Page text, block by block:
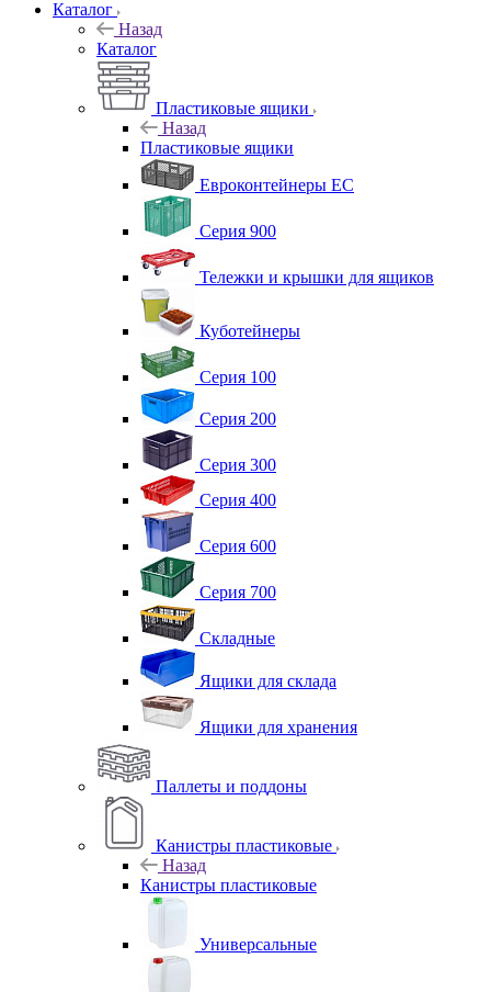
Каталог
Назад
Каталог
Пластиковые ящики
Назад
Пластиковые ящики
Евроконтейнеры ЕС
Серия 900
Тележки и крышки для ящиков
Куботейнеры
Серия 100
Серия 200
Серия 300
Серия 400
Серия 600
Серия 700
Складные
Ящики для склада
Ящики для хранения
Паллеты и поддоны
Канистры пластиковые
Назад
Канистры пластиковые
Универсальные